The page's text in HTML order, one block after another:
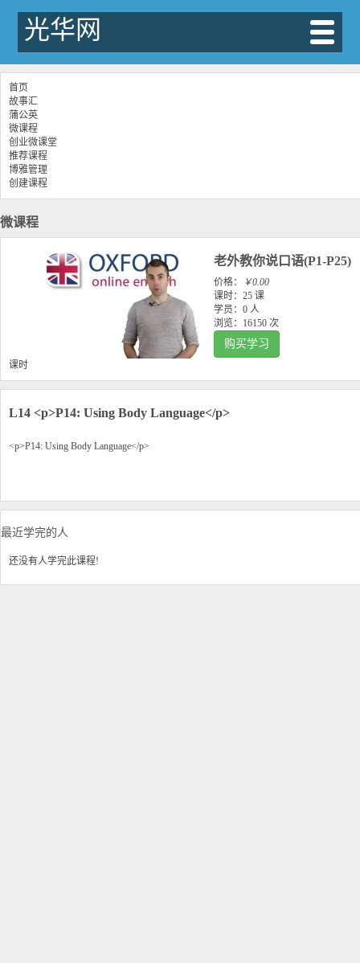
光华网
首页
故事汇
蒲公英
微课程
创业微课堂
推荐课程
博雅管理
创建课程
微课程
老外教你说口语(P1-P25)
价格：
￥0.00
课时： 25 课
学员： 0 人
浏览： 16150 次
购买学习
课时
L14 <p>P14: Using Body Language</p>
<p>P14: Using Body Language</p>
最近学完的人
还没有人学完此课程!